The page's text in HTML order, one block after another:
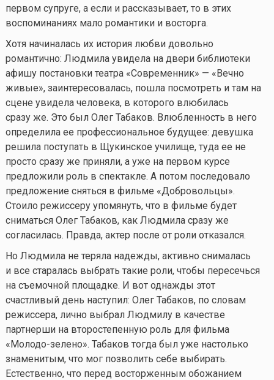
первом супруге, а если и рассказывает, то в этих
воспоминаниях мало романтики и восторга.
Хотя начиналась их история любви довольно
романтично: Людмила увидела на двери библиотеки
афишу постановки театра «Современник» — «Вечно
живые», заинтересовалась, пошла посмотреть и там на
сцене увидела человека, в которого влюбилась
сразу же. Это был Олег Табаков. Влюбленность в него
определила ее профессиональное будущее: девушка
решила поступать в Щукинское училище, туда ее не
просто сразу же приняли, а уже на первом курсе
предложили роль в спектакле. А потом последовало
предложение сняться в фильме «Добровольцы».
Стоило режиссеру упомянуть, что в фильме будет
сниматься Олег Табаков, как Людмила сразу же
согласилась. Правда, актер после от роли отказался.
Но Людмила не теряла надежды, активно снималась
и все старалась выбрать такие роли, чтобы пересечься
на съемочной площадке. И вот однажды этот
счастливый день наступил: Олег Табаков, по словам
режиссера, лично выбрал Людмилу в качестве
партнерши на второстепенную роль для фильма
«Молодо-зелено». Табаков тогда был уже настолько
знаменитым, что мог позволить себе выбирать.
Естественно, что перед восторженным обожанием